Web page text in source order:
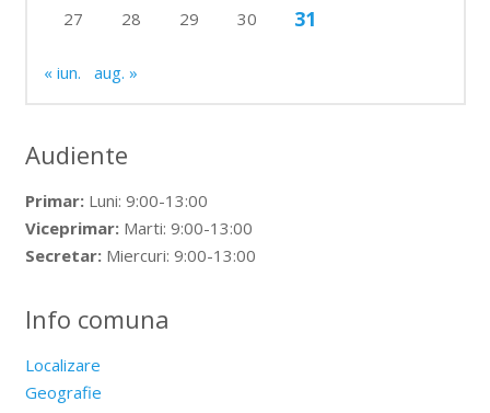
27
28 29 30 31
« iun. aug. »
Audiente
Primar:Luni: 9:00-13:00
Viceprimar:Marti: 9:00-13:00
Secretar:Miercuri: 9:00-13:00
Info comuna
Localizare
Geografie